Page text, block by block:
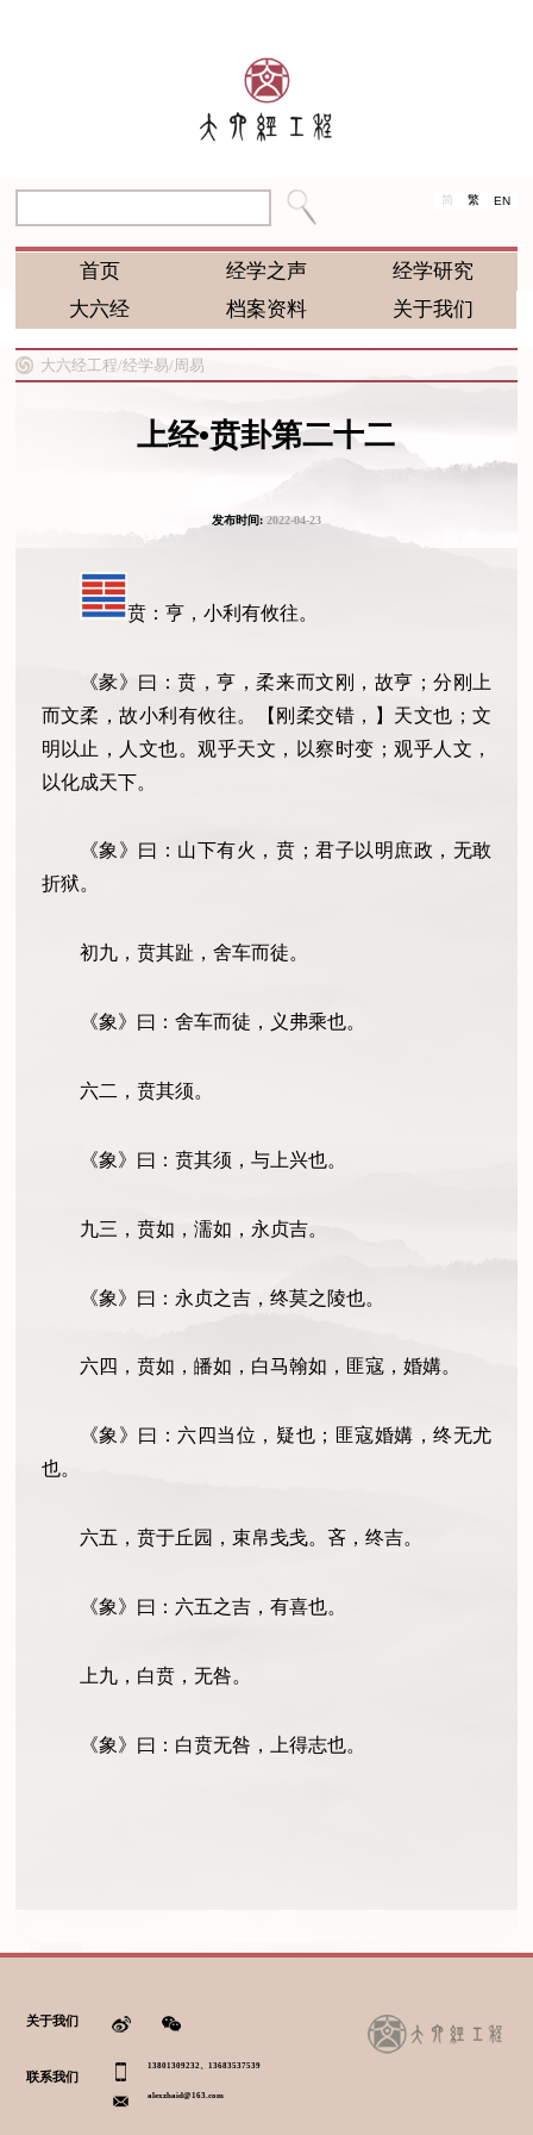
简 繁 EN
首页 经学之声
经学研究
大六经
档案资料 关于我们
大六经工程/经学易/ 周易
上经•贲卦第二十二
发布时间:2022-04-23
贲：亨，小利有攸往。
《彖》曰：贲，亨，柔来而文刚，故亨；分刚上
而文柔，故小利有攸往。【刚柔交错，】天文也；文
明以止，人文也。观乎天文，以察时变；观乎人文，
以化成天下。
《象》曰：山下有火，贲；君子以明庶政，无敢
折狱。
初九，贲其趾，舍车而徒。
《象》曰：舍车而徒，义弗乘也。
六二，贲其须。
《象》曰：贲其须，与上兴也。
九三，贲如，濡如，永贞吉。
《象》曰：永贞之吉，终莫之陵也。
六四，贲如，皤如，白马翰如，匪寇，婚媾。
《象》曰：六四当位，疑也；匪寇婚媾，终无尤
也。
六五，贲于丘园，束帛戋戋。吝，终吉。
《象》曰：六五之吉，有喜也。
上九，白贲，无咎。
《象》曰：白贲无咎，上得志也。
关于我们
联系我们
13801309232、13683537539
alexzhaid@163.com